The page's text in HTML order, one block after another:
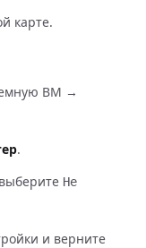
карте.
ВМ →
.
Не
и верните